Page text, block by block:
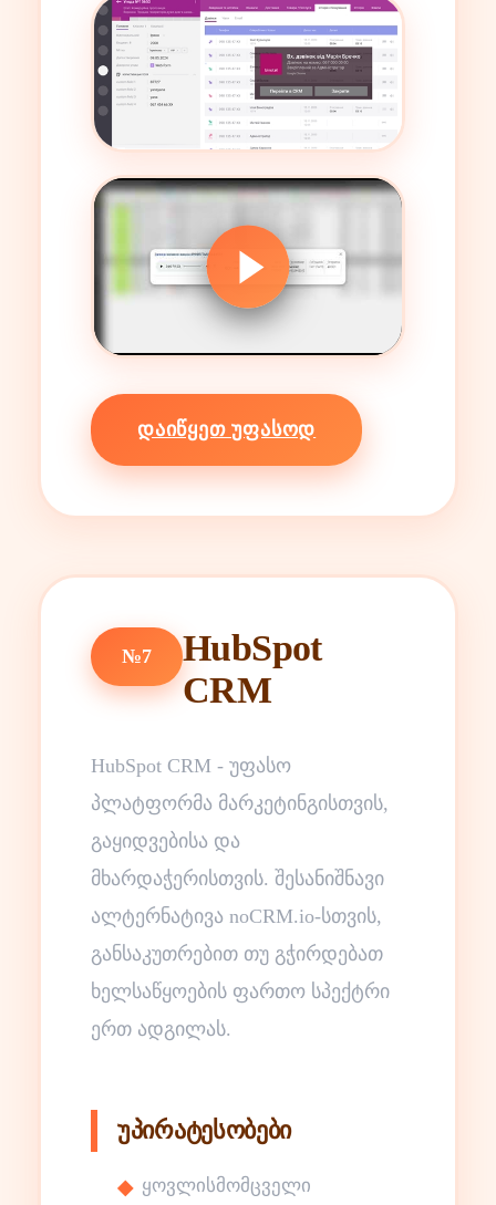
ᲓᲐᲘᲬᲧᲔᲗ ᲣᲤᲐᲡᲝᲓ
№7
HubSpot
CRM
HubSpot CRM - უფასო
პლატფორმა მარკეტინგისთვის,
გაყიდვებისა და
მხარდაჭერისთვის. შესანიშნავი
ალტერნატივა noCRM.io-სთვის,
განსაკუთრებით თუ გჭირდებათ
ხელსაწყოების ფართო სპექტრი
ერთ ადგილას.
უპირატესობები
ყოვლისმომცველი